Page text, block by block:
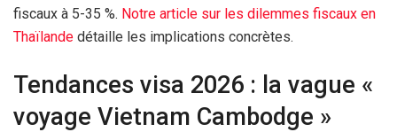
fiscaux à 5-35 %. Notre article sur les dilemmes fiscaux en
Thaïlande détaille les implications concrètes.
Tendances visa 2026 : la vague «
voyage Vietnam Cambodge »